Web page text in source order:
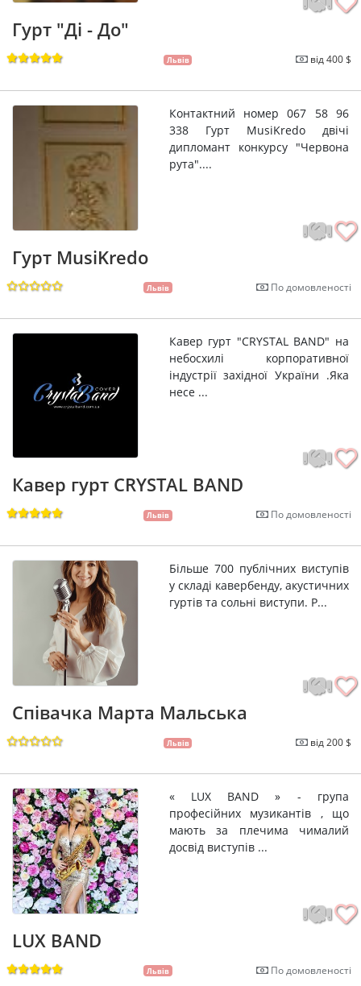
Гурт "Ді - До"
Львів від 400 $
Контактний номер 067 58 96
338 Гурт MusiKredo двічі
дипломант конкурсу "Червона
рута"....
Гурт MusiKredo
Львів По домовленості
Кавер гурт "CRYSTAL BAND" на
небосхилі корпоративної
індустрії західної України .Яка
несе ...
Кавер гурт CRYSTAL BAND
Львів По домовленості
Більше 700 публічних виступів
у складі кавербенду, акустичних
гуртів та сольні виступи. Р...
Співачка Марта Мальська
Львів від 200 $
« LUX BАND » - група
професійних музикантів , що
мають за плечима чималий
досвід виступів ...
LUX BAND
Львів По домовленості